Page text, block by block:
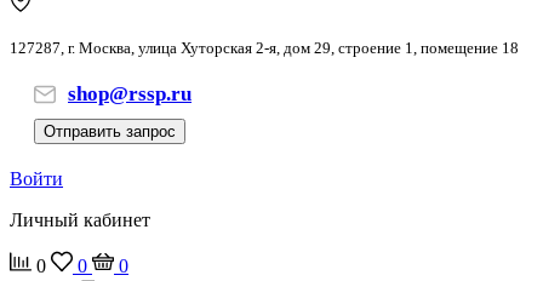
127287, г. Москва, улица Хуторская 2-я, дом 29, строение 1, помещение 18
shop@rssp.ru
Отправить запрос
Войти
Личный кабинет
0 0
0